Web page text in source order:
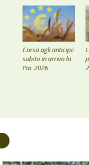
Corsa agli anticipi:
subito in arrivo la
Pac 2026